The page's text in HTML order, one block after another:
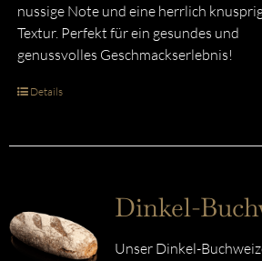
nussige Note und eine herrlich
Textur. Perfekt für ein gesundes und
genussvolles Geschmackserlebnis!
Details
Dinkel-
Unser Dinkel-